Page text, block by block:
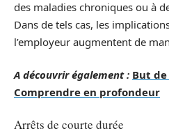
des maladies chroniques ou à
Dans de tels cas, les
l’employeur augmentent de
A découvrir également : But
Comprendre en profondeur
Arrêts de courte durée